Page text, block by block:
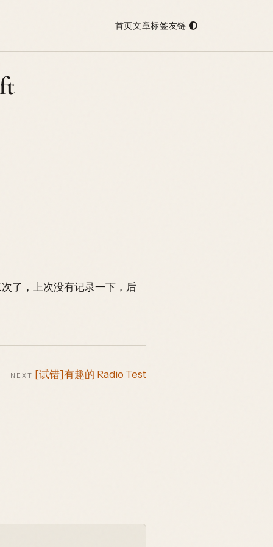
首页文章标签友链
了，上次没有记录一下，后
NEXT [试错]有趣的 Radio Test